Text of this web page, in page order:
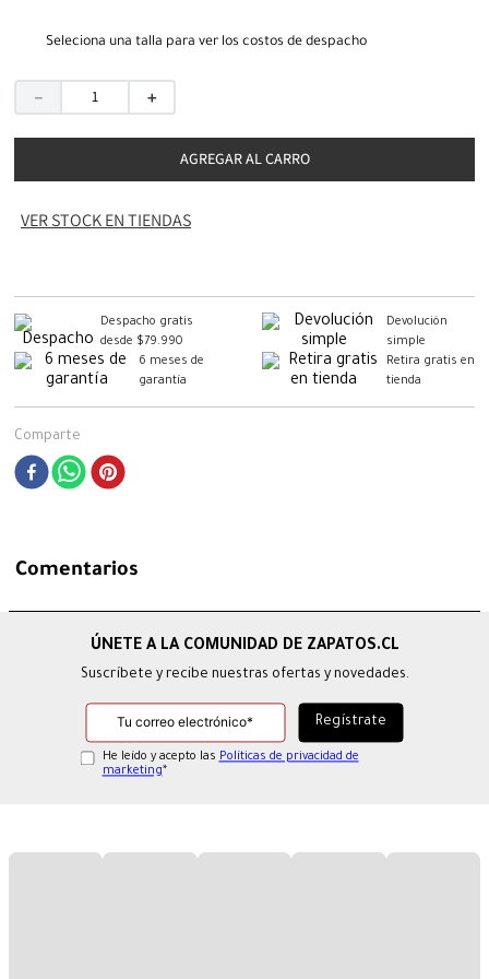
Seleciona una talla para ver los costos de despacho
＋
－
AGREGAR AL CARRO
VER STOCK EN TIENDAS
Despacho gratis
desde $79.990
Devolución
simple
6 meses de
garantía
Retira gratis en
tienda
Comparte
Comentarios
Suscríbete y recibe nuestras ofertas y novedades.
He leído y acepto las Políticas de privacidad de
marketing*